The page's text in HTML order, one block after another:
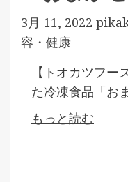
3月 11, 2022
容・健康
【トオカツフー
た冷凍食品「お
もっと読む